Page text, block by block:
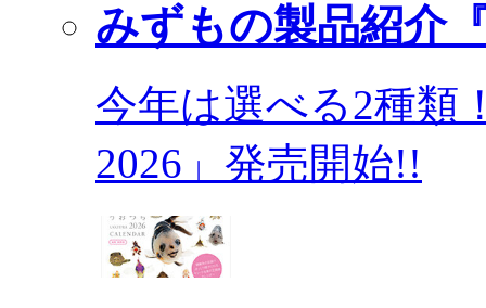
みずもの製品紹介
今年は選べる2種類
2026」発売開始!!